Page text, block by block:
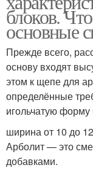
блоков.
основные
Прежде всего,
основу входят
этом к щепе для
определённые
игольчатую
ширина от 10 до
Арболит — это
добавками.